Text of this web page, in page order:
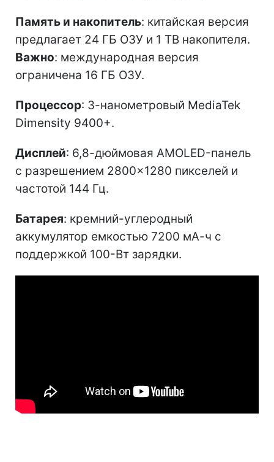
Память и накопитель: китайская версия
предлагает 24 ГБ ОЗУ и 1 ТВ накопителя.
Важно: международная версия
ограничена 16 ГБ ОЗУ.
Процессор: 3-нанометровый MediaTek
Dimensity 9400+.
Дисплей: 6,8-дюймовая AMOLED-панель
с разрешением 2800×1280 пикселей и
частотой 144 Гц.
Батарея: кремний-углеродный
аккумулятор емкостью 7200 мА-ч с
поддержкой 100-Вт зарядки.